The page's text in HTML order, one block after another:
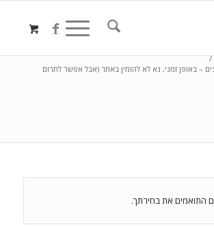
/
– באופן זמני, נא לא להזמין באתר (אבל אפשר לתרום
התואמים את בחירתך.